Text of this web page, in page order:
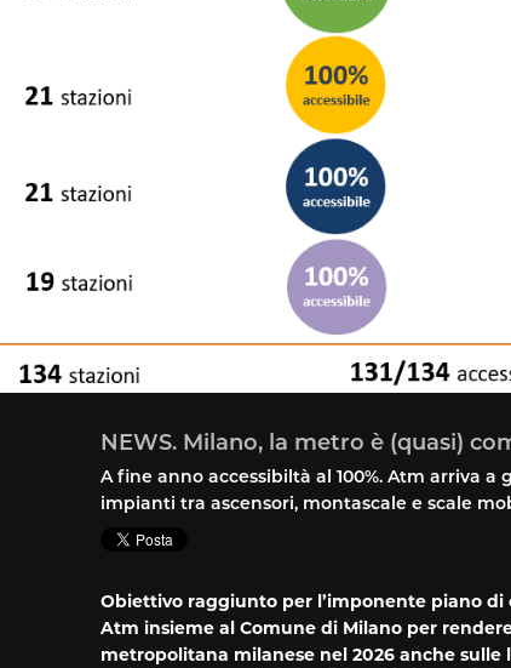
NEWS. Milano, la metro è (quasi)
A fine anno accessibiltà al 100%. Atm arriva a
impianti tra ascensori, montascale e scale
Obiettivo raggiunto per l’imponente piano di
Atm insieme al Comune di Milano per
metropolitana milanese nel 2026 anche sulle